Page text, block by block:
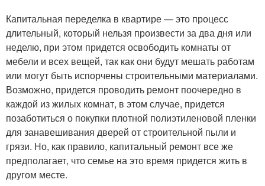
Капитальная переделка в квартире — это процесс
длительный, который нельзя произвести за два дня или
неделю, при этом придется освободить комнаты от
мебели и всех вещей, так как они будут мешать работам
или могут быть испорчены строительными материалами.
Возможно, придется проводить ремонт поочередно в
каждой из жилых комнат, в этом случае, придется
позаботиться о покупки плотной полиэтиленовой пленки
для занавешивания дверей от строительной пыли и
грязи. Но, как правило, капитальный ремонт все же
предполагает, что семье на это время придется жить в
другом месте.